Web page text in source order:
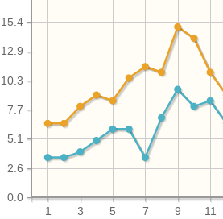
1 3 5 7 9 11
0.0
2.6
5.1
7.7
10.3
12.9
15.4